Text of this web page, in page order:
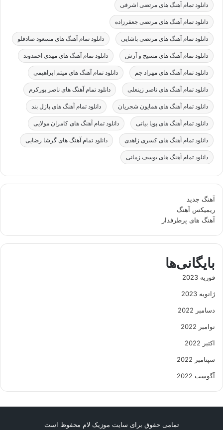
دانلود تمام آهنگ های مرتضی اشرفی
دانلود تمام آهنگ های مرتضی جعفرزاده
دانلود تمام آهنگ های مرتضی پاشایی دانلود تمام آهنگ های مسعود صادقلو
دانلود تمام آهنگ های مسیح و آرش دانلود تمام آهنگ های مهدی احمدوند
دانلود تمام آهنگ های مهراد جم دانلود تمام آهنگ های میثم ابراهیمی
دانلود تمام آهنگ های ناصر زینعلی دانلود تمام آهنگ های ناصر پورکرم
دانلود تمام آهنگ های همایون شجریان دانلود تمام آهنگ های پازل بند
دانلود تمام آهنگ های پویا بیاتی دانلود تمام آهنگ های کامران مولایی
دانلود تمام آهنگ های کسری زاهدی دانلود تمام آهنگ های گرشا رضایی
دانلود تمام آهنگ های یوسف زمانی
آهنگ جدید
ریمیکس آهنگ
آهنگ های پرطرفدار
بایگانی‌ها
فوریه 2023
ژانویه 2023
دسامبر 2022
نوامبر 2022
اکتبر 2022
سپتامبر 2022
آگوست 2022
تمامی حقوق برای سایت موزیک لام محفوظ است